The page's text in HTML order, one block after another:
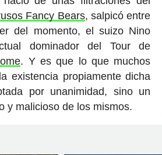
Fancy Bears, salpicó entre
del momento, el suizo Nino
dominador del Tour de
. Y es que lo que muchos
existencia propiamente dicha
por unanimidad, sino un
y malicioso de los mismos.